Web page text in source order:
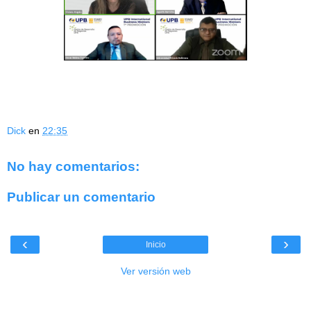
Dick en 22:35
No hay comentarios:
Publicar un comentario
‹ ›
Inicio
Ver versión web